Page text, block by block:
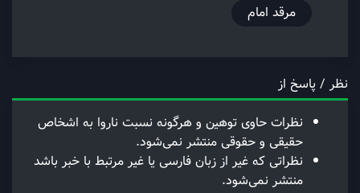
مرقد امام
نظر / پاسخ از
نظرات حاوی توهین و هرگونه نسبت ناروا به اشخاص
حقیقی و حقوقی منتشر نمی‌شود.
نظراتی که غیر از زبان فارسی یا غیر مرتبط با خبر باشد
منتشر نمی‌شود.